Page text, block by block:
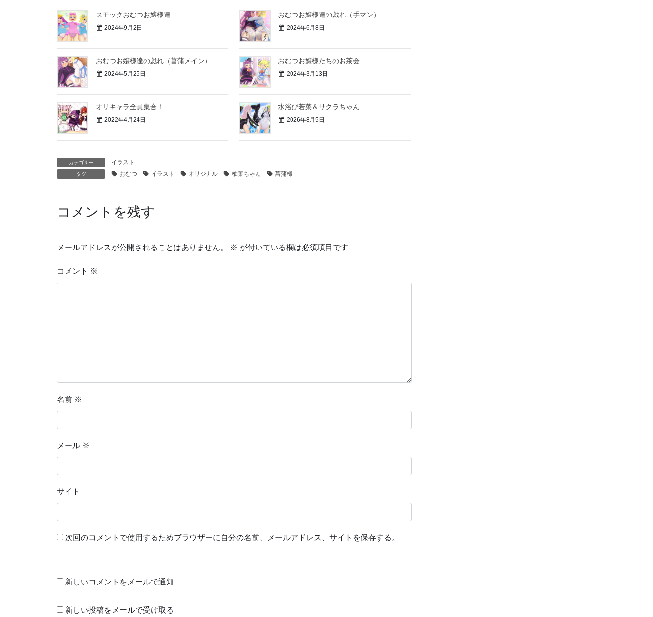
スモックおむつお嬢様達
2024年9月2日
おむつお嬢様達の戯れ（手マン）
2024年6月8日
おむつお嬢様達の戯れ（菖蒲メイン）
2024年5月25日
おむつお嬢様たちのお茶会
2024年3月13日
オリキャラ全員集合！
2022年4月24日
水浴び若菜＆サクラちゃん
2026年8月5日
カテゴリー イラスト
タグ おむつ イラスト オリジナル 柚葉ちゃん 菖蒲様
コメントを残す
メールアドレスが公開されることはありません。 ※ が付いている欄は必須項目です
コメント ※
名前 ※
メール ※
サイト
次回のコメントで使用するためブラウザーに自分の名前、メールアドレス、サイトを保存する。
新しいコメントをメールで通知
新しい投稿をメールで受け取る